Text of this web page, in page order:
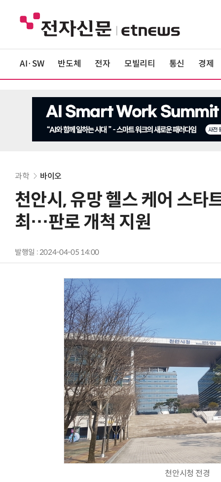
AI·SW 반도체 전자 모빌리티 통신 경제
과학 바이오
천안시, 유망 헬스 케어 스타
최…판로 개척 지원
발행일 : 2024-04-05 14:00
천안시청 전경